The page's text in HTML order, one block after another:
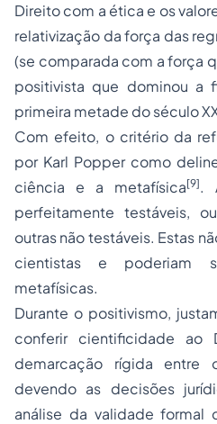
Direito com a ética e os
relativização da força das
(se comparada com a força
positivista que dominou a
primeira metade do século
Com efeito, o critério da
por Karl Popper como
ciência e a metafísica[9].
perfeitamente testáveis,
outras não testáveis. Estas
cientistas e poderiam
metafísicas.
Durante o positivismo,
conferir cientificidade ao
demarcação rígida entre
devendo as decisões
análise da validade formal